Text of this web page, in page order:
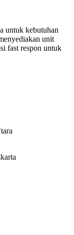
untuk kebutuhan
unit
fast respon untuk